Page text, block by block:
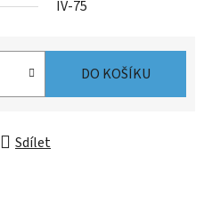
IV-75
DO KOŠÍKU
Sdílet